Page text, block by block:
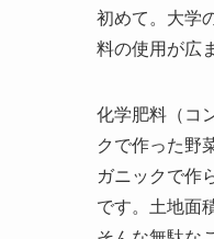
初めて。大学
料の使用が広
化学肥料（コ
クで作った野
ガニックで作
です。土地面